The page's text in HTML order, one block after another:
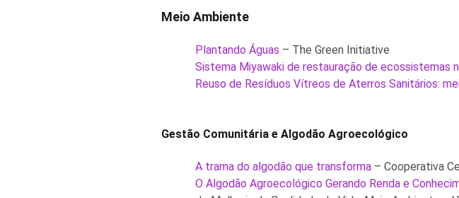
Meio Ambiente
Plantando Águas – The Green Initiative
Sistema Miyawaki de restauração de ecossistemas
Reuso de Resíduos Vítreos de Aterros Sanitários:
Gestão Comunitária e Algodão Agroecológico
A trama do algodão que transforma – Cooperativa
O Algodão Agroecológico Gerando Renda e